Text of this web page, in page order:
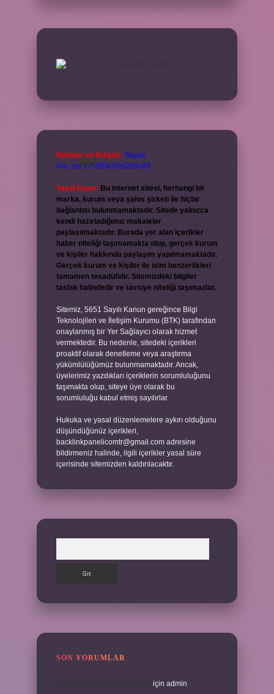
Reklam ve İletişim: Skype:
live:.cid.575569c608265c69
Yasal Uyarı: Bu internet sitesi, herhangi bir
marka, kurum veya şahıs şirketi ile hiçbir
bağlantısı bulunmamaktadır. Sitede yalnızca
kendi hazırladığımız makaleler
paylaşılmaktadır. Burada yer alan içerikler
haber niteliği taşımamakta olup, gerçek kurum
ve kişiler hakkında paylaşım yapılmamaktadır.
Gerçek kurum ve kişiler ile isim benzerlikleri
tamamen tesadüfidir. Sitemizdeki bilgiler
taslak halindedir ve tavsiye niteliği taşımazlar.
Sitemiz, 5651 Sayılı Kanun gereğince Bilgi
Teknolojileri ve İletişim Kurumu (BTK) tarafından
onaylanmış bir Yer Sağlayıcı olarak hizmet
vermektedir. Bu nedenle, sitedeki içerikleri
proaktif olarak denetleme veya araştırma
yükümlülüğümüz bulunmamaktadır. Ancak,
üyelerimiz yazdıkları içeriklerin sorumluluğunu
taşımakta olup, siteye üye olarak bu
sorumluluğu kabul etmiş sayılırlar.
Hukuka ve yasal düzenlemelere aykırı olduğunu
düşündüğünüz içerikleri,
backlinkpanelicomtr@gmail.com adresine
bildirmeniz halinde, ilgili içerikler yasal süre
içerisinde sitemizden kaldırılacaktır.
SON YORUMLAR
için admin